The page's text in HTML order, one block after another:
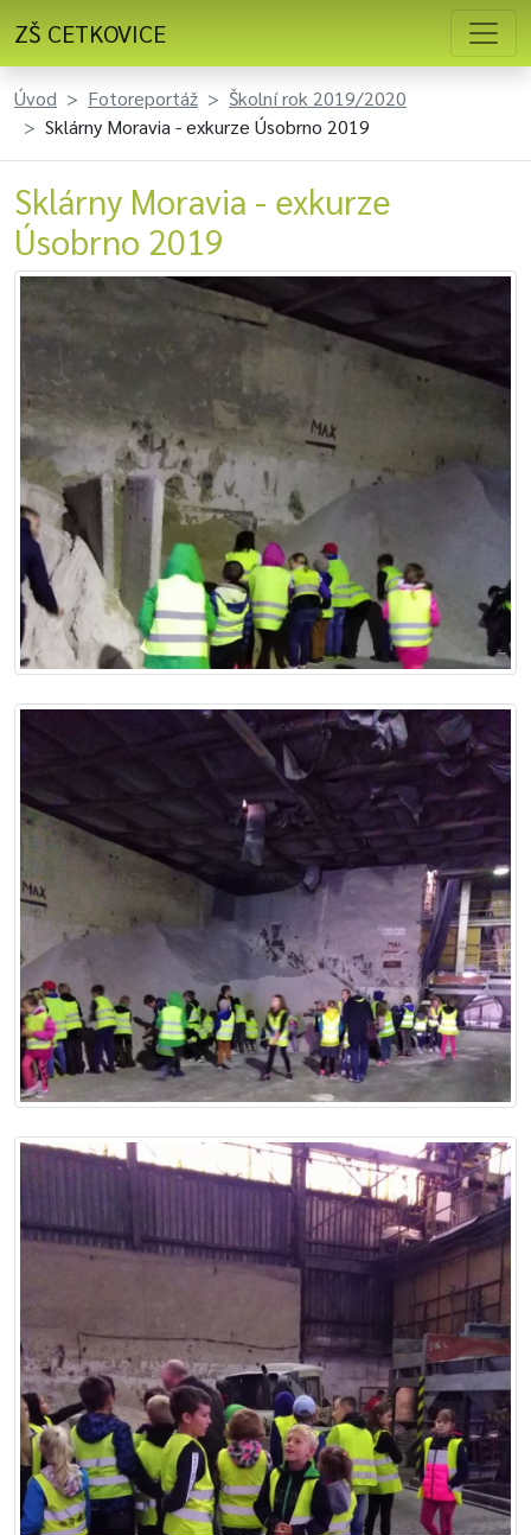
ZŠ CETKOVICE
Úvod Fotoreportáž
Školní rok 2019/2020
Sklárny Moravia - exkurze Úsobrno 2019
Sklárny Moravia - exkurze
Úsobrno 2019